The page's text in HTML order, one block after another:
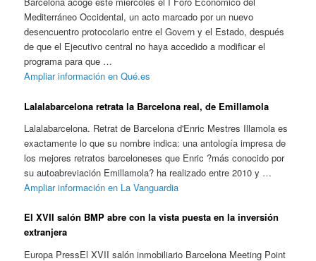
Mediterráneo Occidental, un acto marcado por un nuevo
desencuentro protocolario entre el Govern y el Estado, después
de que el Ejecutivo central no haya accedido a modificar el
programa para que …
Ampliar información en Qué.es
Lalalabarcelona retrata la Barcelona real, de Emillamola
Lalalabarcelona. Retrat de Barcelona d'Enric Mestres Illamola es
exactamente lo que su nombre indica: una antología impresa de
los mejores retratos barceloneses que Enric ?más conocido por
su autoabreviación Emillamola? ha realizado entre 2010 y …
Ampliar información en La Vanguardia
El XVII salón BMP abre con la vista puesta en la inversión
extranjera
Europa PressEl XVII salón inmobiliario Barcelona Meeting Point